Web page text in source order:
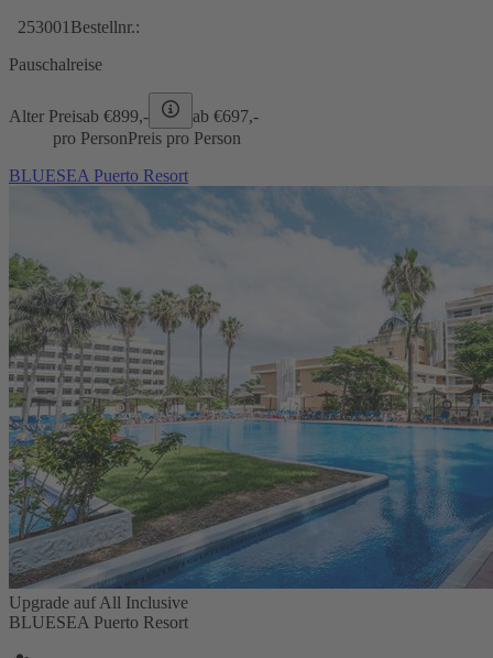
253001 Bestellnr.:
Pauschalreise
Alter Preisab €899,- ab €697,-
pro PersonPreis pro Person
BLUESEA Puerto Resort
Upgrade auf All Inclusive
BLUESEA Puerto Resort